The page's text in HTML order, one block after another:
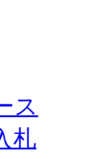
ス
札